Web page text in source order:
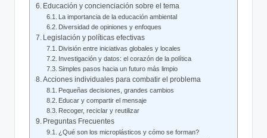
Educación y concienciación sobre el ⁣tema
La importancia de la educación ambiental
Diversidad de opiniones y enfoques
Legislación y políticas efectivas
División entre iniciativas globales y locales
Investigación y datos: el corazón‌ de la política
Simples pasos hacia un futuro más limpio
Acciones⁣ individuales ⁤para combatir el problema
Pequeñas decisiones, grandes cambios
Educar y compartir el mensaje
Recoger, reciclar y reutilizar
Preguntas Frecuentes
¿Qué son los microplásticos y cómo se forman?